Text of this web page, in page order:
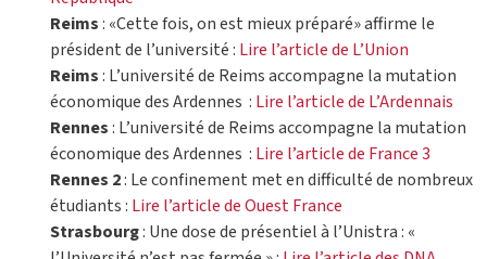
Reims: «Cette fois, on est mieux préparé» affirme le
président de l’université : Lire l’article de L’Union
Reims: L’université de Reims accompagne la mutation
économique des Ardennes : Lire l’article de L’Ardennais
Rennes: L’université de Reims accompagne la mutation
économique des Ardennes : Lire l’article de France 3
Rennes 2: Le confinement met en difficulté de nombreux
étudiants : Lire l’article de Ouest France
Strasbourg: Une dose de présentiel à l’Unistra : «